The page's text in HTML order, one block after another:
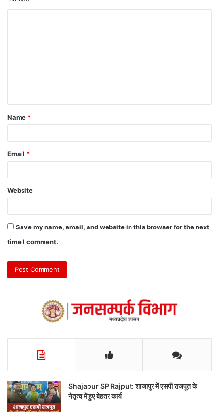
Name *
Email *
Website
Save my name, email, and website in this browser for the next
time I comment.
Shajapur SP Rajput: शाजापुर में एसपी राजपूत के
नेतृत्व में हुए बेहतर कार्य